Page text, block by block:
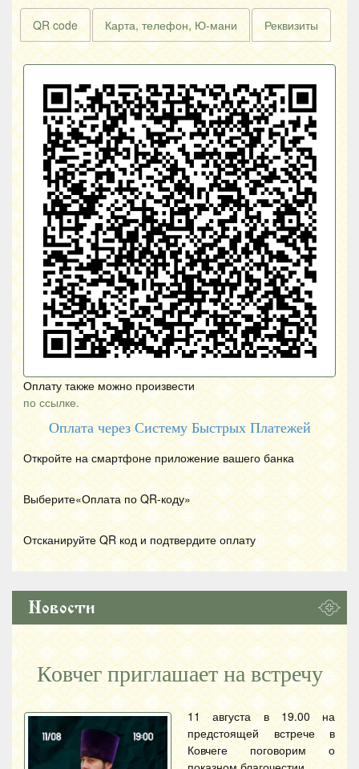
QR code Карта, телефон, Ю-мани Реквизиты
Оплату также можно произвести
по ссылке.
Оплата через Систему Быстрых Платежей
Откройте на смартфоне приложение вашего банка
Выберите«Оплата по QR-коду»
Отсканируйте QR код и подтвердите оплату
Новости
Ковчег приглашает на встречу
11 августа в 19.00 на
предстоящей встрече в
Ковчеге поговорим о